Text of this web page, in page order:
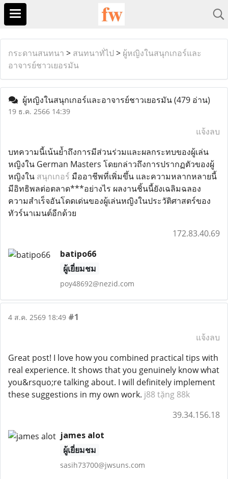
กระดานสนทนา > สนทนาทั่ไป > ผู้หญิงในสนุกเกอร์และ
อาจารย์ชาวเยอรมัน
ผู้หญิงในสนุกเกอร์และอาจารย์ชาวเยอรมัน(479 อ่าน)
19 ธ.ค. 2566 14:39
แจ้งลบ
บทความนี้เน้นย้ำถึงการมีส่วนร่วมและผลกระทบของผู้เล่น
หญิงใน German Masters โดยกล่าวถึงการปรากฏตัวของผู้
หญิงใน สนุกเกอร์ มืออาชีพที่เพิ่มขึ้น และความหลากหลายนี้
มีอิทธิพลต่อตลาด***อย่างไร ผลงานชิ้นนี้ยังเฉลิมฉลอง
ความสำเร็จอันโดดเด่นของผู้เล่นหญิงในประวัติศาสตร์ของ
ทัวร์นาเมนต์อีกด้วย
172.83.40.69
batipo66
ผู้เยี่ยมชม
poy48692@nezid.com
4 ส.ค. 2569 18:49 #1
แจ้งลบ
Great post! I love how you combined practical tips with
real experience. It shows that you genuinely know what
you&rsquo;re talking about. I will definitely implement
these suggestions in my own work. j88 tặng 88k
39.34.156.18
james alot
ผู้เยี่ยมชม
sasih73700@jwsuns.com